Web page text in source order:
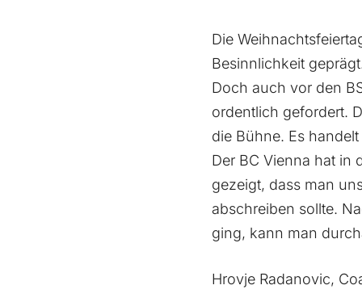
Die
Besinnlichkeit
Doch auch vor den
ordentlich gefordert.
die Bühne. Es
Der BC Vienna hat in
gezeigt, dass man
abschreiben sollte.
ging, kann man
Hrovje Radanovic,